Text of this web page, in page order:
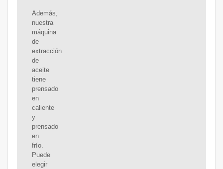
Además,
nuestra
máquina
de
extracción
de
aceite
tiene
prensado
en
caliente
y
prensado
en
frío.
Puede
elegir